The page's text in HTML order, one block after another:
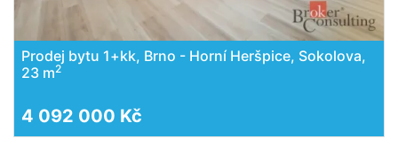
Prodej bytu 1+kk, Brno - Horní Heršpice, Sokolova,
23 m2
4 092 000 Kč